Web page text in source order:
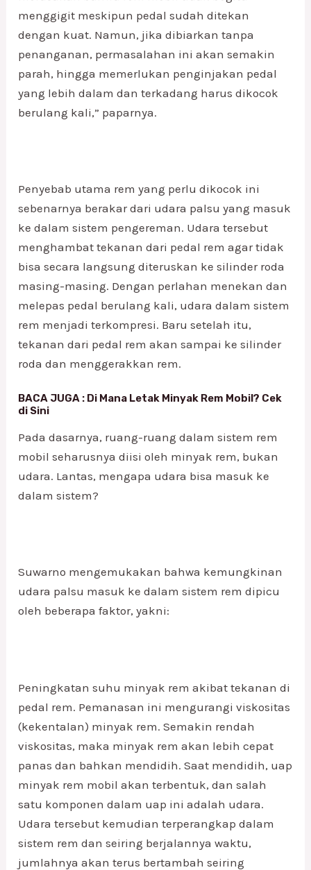
menggigit meskipun pedal sudah ditekan
dengan kuat. Namun, jika dibiarkan tanpa
penanganan, permasalahan ini akan semakin
parah, hingga memerlukan penginjakan pedal
yang lebih dalam dan terkadang harus dikocok
berulang kali,” paparnya.
Penyebab utama rem yang perlu dikocok ini
sebenarnya berakar dari udara palsu yang masuk
ke dalam sistem pengereman. Udara tersebut
menghambat tekanan dari pedal rem agar tidak
bisa secara langsung diteruskan ke silinder roda
masing-masing. Dengan perlahan menekan dan
melepas pedal berulang kali, udara dalam sistem
rem menjadi terkompresi. Baru setelah itu,
tekanan dari pedal rem akan sampai ke silinder
roda dan menggerakkan rem.
BACA JUGA : Di Mana Letak Minyak Rem Mobil? Cek
di Sini
Pada dasarnya, ruang-ruang dalam sistem rem
mobil seharusnya diisi oleh minyak rem, bukan
udara. Lantas, mengapa udara bisa masuk ke
dalam sistem?
Suwarno mengemukakan bahwa kemungkinan
udara palsu masuk ke dalam sistem rem dipicu
oleh beberapa faktor, yakni:
Peningkatan suhu minyak rem akibat tekanan di
pedal rem. Pemanasan ini mengurangi viskositas
(kekentalan) minyak rem. Semakin rendah
viskositas, maka minyak rem akan lebih cepat
panas dan bahkan mendidih. Saat mendidih, uap
minyak rem mobil akan terbentuk, dan salah
satu komponen dalam uap ini adalah udara.
Udara tersebut kemudian terperangkap dalam
sistem rem dan seiring berjalannya waktu,
jumlahnya akan terus bertambah seiring